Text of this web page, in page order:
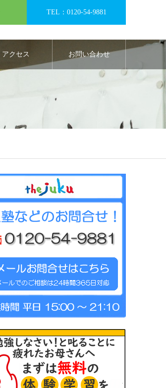
TEL：0120-54-9881
アクセス お問い合わせ